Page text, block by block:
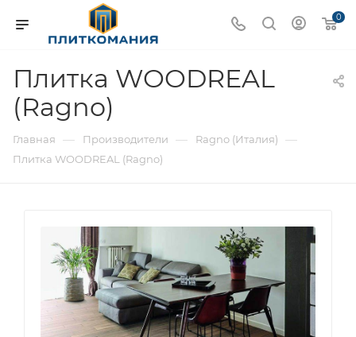
0
Плитка WOODREAL
(Ragno)
Главная — Производители — Ragno (Италия) —
Плитка WOODREAL (Ragno)